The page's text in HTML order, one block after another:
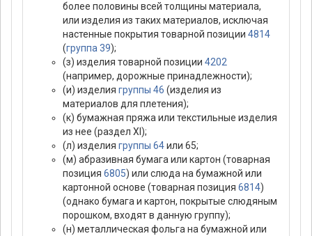
более половины всей толщины материала,
или изделия из таких материалов, исключая
настенные покрытия товарной позиции 4814
(группа 39);
(з) изделия товарной позиции 4202
(например, дорожные принадлежности);
(и) изделия группы 46 (изделия из
материалов для плетения);
(к) бумажная пряжа или текстильные изделия
из нее (раздел XI);
(л) изделия группы 64или 65;
(м) абразивная бумага или картон (товарная
позиция 6805) или слюда на бумажной или
картонной основе (товарная позиция 6814)
(однако бумага и картон, покрытые слюдяным
порошком, входят в данную группу);
(н) металлическая фольга на бумажной или